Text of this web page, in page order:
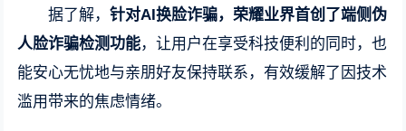
据了解，针对AI换脸诈骗，荣耀业界首创了端侧伪
人脸诈骗检测功能，让用户在享受科技便利的同时，也
能安心无忧地与亲朋好友保持联系，有效缓解了因技术
滥用带来的焦虑情绪。